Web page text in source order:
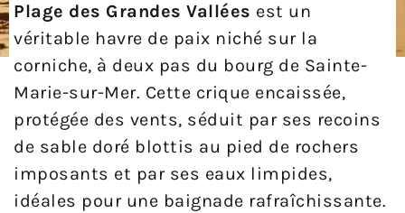
Plage des Grandes Vallées est un
véritable havre de paix niché sur la
corniche, à deux pas du bourg de Sainte-
Marie-sur-Mer. Cette crique encaissée,
protégée des vents, séduit par ses recoins
de sable doré blottis au pied de rochers
imposants et par ses eaux limpides,
idéales pour une baignade rafraîchissante.